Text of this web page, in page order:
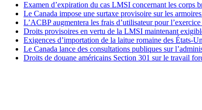
Examen d’expiration du cas LMSI concernant les corps
Le Canada impose une surtaxe provisoire sur les
L’ACBP augmentera les frais d’utilisateur pour
Droits provisoires en vertu de la LMSI maintenant
Exigences d’importation de la laitue romaine des États-
Le Canada lance des consultations publiques sur
Droits de douane américains Section 301 sur le travail